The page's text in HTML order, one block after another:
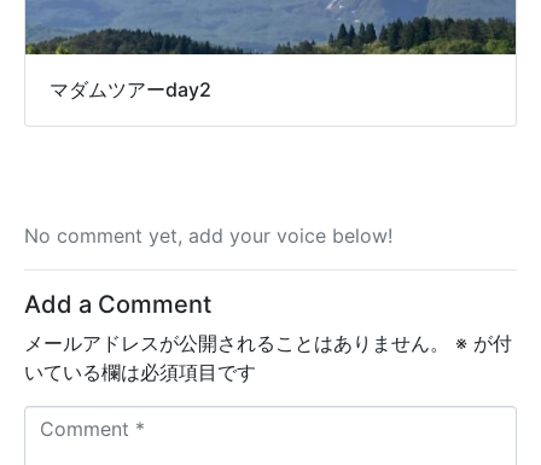
マダムツアーday2
No comment yet, add your voice below!
Add a Comment
メールアドレスが公開されることはありません。 ※ が付
いている欄は必須項目です